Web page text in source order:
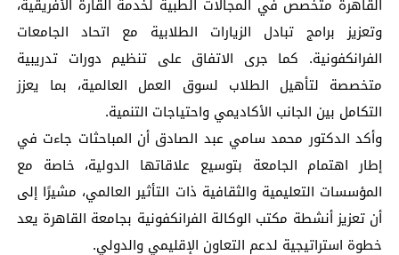
القاهرة متخصص في المجالات الطبية لخدمة القارة الأفريقية،
وتعزيز برامج تبادل الزيارات الطلابية مع اتحاد الجامعات
الفرانكفونية. كما جرى الاتفاق على تنظيم دورات تدريبية
متخصصة لتأهيل الطلاب لسوق العمل العالمية، بما يعزز
التكامل بين الجانب الأكاديمي واحتياجات التنمية.
وأكد الدكتور محمد سامي عبد الصادق أن المباحثات جاءت في
إطار اهتمام الجامعة بتوسيع علاقاتها الدولية، خاصة مع
المؤسسات التعليمية والثقافية ذات التأثير العالمي، مشيرًا إلى
أن تعزيز أنشطة مكتب الوكالة الفرانكفونية بجامعة القاهرة يعد
خطوة استراتيجية لدعم التعاون الإقليمي والدولي.